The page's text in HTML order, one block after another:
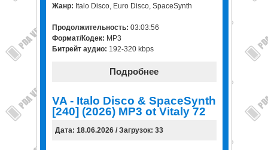
Жанр: Italo Disco, Euro Disco, SpaceSynth
Продолжительность: 03:03:56
Формат/Кодек: MP3
Битрейт аудио: 192-320 kbps
Подробнее
VA - Italo Disco & SpaceSynth
[240] (2026) MP3 ot Vitaly 72
Дата: 18.06.2026 / Загрузок: 33